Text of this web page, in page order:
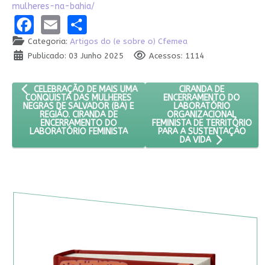
mulheres-na-bahia/
Facebook
EmailShare
Categoria: Artigos do (e sobre o) Cfemea
Publicado: 03 Junho 2025
Acessos: 1114
ARTIGO ANTERIOR: CELEBRAÇÃO DE MAIS UMA CONQUISTA
CELEBRAÇÃO DE MAIS UMA
CONQUISTA DAS MULHERES
NEGRAS DE SALVADOR (BA) E
REGIÃO. CIRANDA DE
ENCERRAMENTO DO
LABORATÓRIO FEMINISTA
PRÓXIMO ARTIGO:
CIRANDA DE
ENCERRAMENTO DO
LABORATÓRIO
ORGANIZACIONAL
FEMINISTA DE TERRITÓRIO
PARA A SUSTENTAÇÃO
DA VIDA